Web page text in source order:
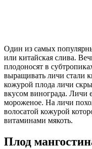
Один из самых
или китайская слива.
плодоносят в
выращивать личи стали
кожурой плода личи
вкусом винограда. Личи
мороженое. На личи
волосатой кожурой
витаминами мякоть.
Плод